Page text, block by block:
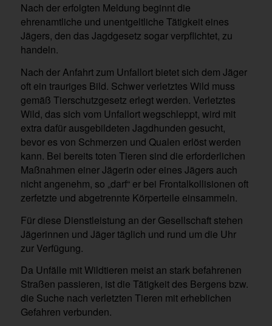
Nach der erfolgten Meldung beginnt die
ehrenamtliche und unentgeltliche Tätigkeit eines
Jägers, den das Jagdgesetz sogar verpflichtet, zu
handeln.
Nach der Anfahrt zum Unfallort bietet sich dem Jäger
oft ein trauriges Bild. Schwer verletztes Wild muss
gemäß Tierschutzgesetz erlegt werden. Verletztes
Wild, das sich vom Unfallort wegschleppt, wird mit
extra dafür ausgebildeten Jagdhunden gesucht,
bevor es von Schmerzen und Qualen erlöst werden
kann. Bei bereits toten Tieren sind die erforderlichen
Maßnahmen einer Jägerin oder eines Jägers auch
nicht angenehm, so „darf“ er bei Frontalkollisionen oft
zerfetzte und abgetrennte Körperteile einsammeln.
Für diese Dienstleistung an der Gesellschaft stehen
Jägerinnen und Jäger täglich und rund um die Uhr
zur Verfügung.
Da Unfälle mit Wildtieren meist an stark befahrenen
Straßen passieren, ist die Tätigkeit des Bergens bzw.
die Suche nach verletzten Tieren mit erheblichen
Gefahren verbunden.